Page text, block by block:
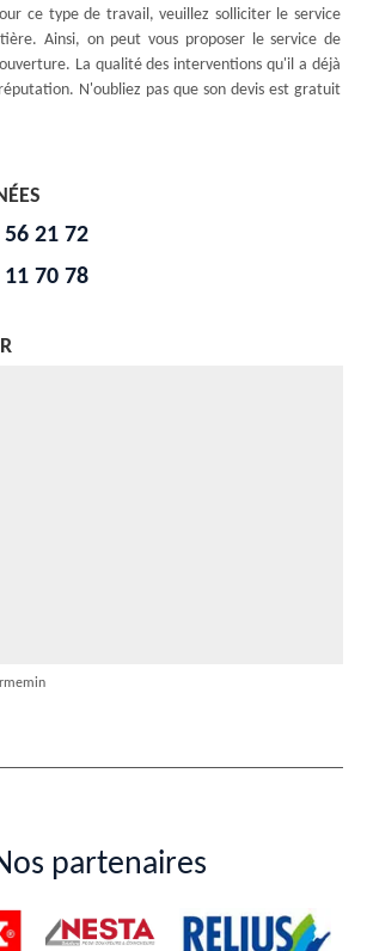
ce type de travail, veuillez solliciter le service
Ainsi, on peut vous proposer le service de
La qualité des interventions qu'il a déjà
N'oubliez pas que son devis est gratuit
21 72
70 78
partenaires